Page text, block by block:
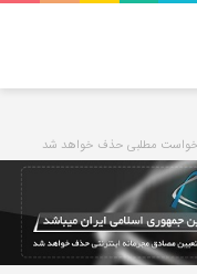
مطلبی حذف خواهد شد